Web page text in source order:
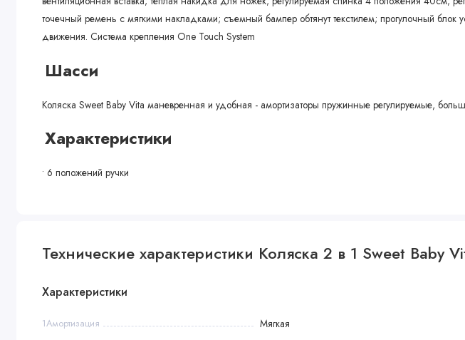
точечный ремень с мягкими накладками; съемный бампер обтянут текстилем; прогулочный блок
движения. Система крепления One Touch System
Шасси
Коляска Sweet Baby Vita маневренная и удобная - амортизаторы пружинные регулируемые,
Характеристики
• 6 положений ручки
• Дождевик
• Москитная сетка
Технические характеристики Коляска 2 в 1 Sweet Baby
Характеристики
1Амортизация Мягкая